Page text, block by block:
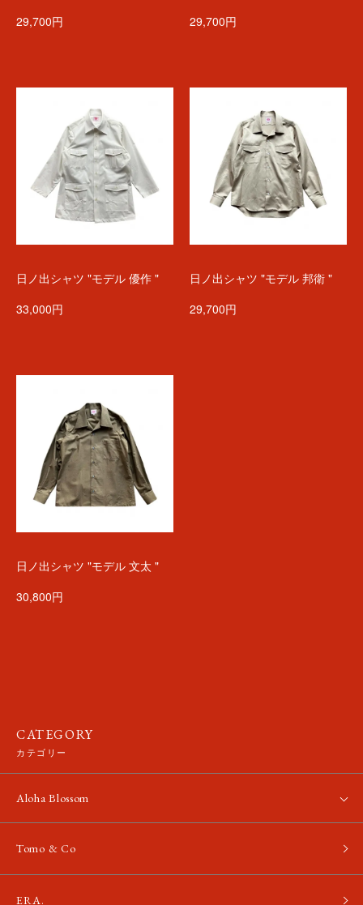
29,700円
29,700円
日ノ出シャツ "モデル 優作 "
33,000円
日ノ出シャツ "モデル 邦衛 "
29,700円
日ノ出シャツ "モデル 文太 "
30,800円
CATEGORY
カテゴリー
Aloha Blossom
Tomo & Co
ERA.